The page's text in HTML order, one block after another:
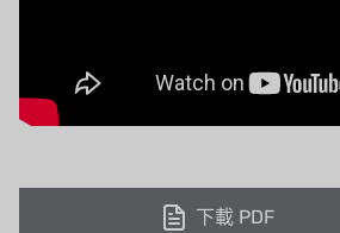
下載 PDF